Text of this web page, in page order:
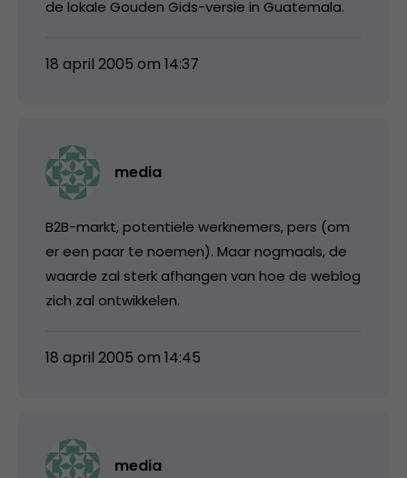
de lokale Gouden Gids-versie in Guatemala.
18 april 2005 om 14:37
media
B2B-markt, potentiele werknemers, pers (om
er een paar te noemen). Maar nogmaals, de
waarde zal sterk afhangen van hoe de weblog
zich zal ontwikkelen.
18 april 2005 om 14:45
media